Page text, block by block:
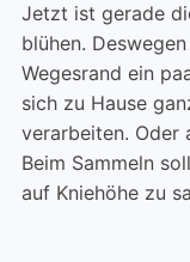
Jetzt ist gerade
blühen.
Wegesrand ein
sich zu Hause
verarbeiten. Oder
Beim Sammeln
auf Kniehöhe zu